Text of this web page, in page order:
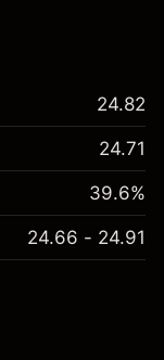
24.82
24.71
39.6%
24.66 - 24.91